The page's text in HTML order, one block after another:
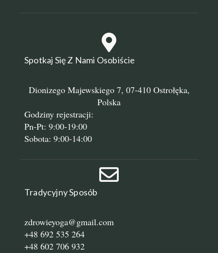
Spotkaj Się Z Nami Osobiście
Dionizego Majewskiego 7, 07-410 Ostrołęka,
Polska
Godziny rejestracji:
Pn-Pt: 9:00-19:00
Sobota: 9:00-14:00
Tradycyjny Sposób
zdrowieyoga@gmail.com
+48 692 535 264
+48 602 706 932